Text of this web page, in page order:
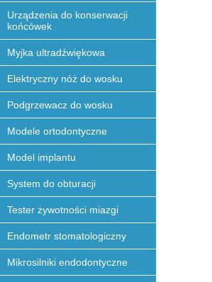
Urządzenia do konserwacji
końcówek
Myjka ultradźwiękowa
Elektryczny nóż do wosku
Podgrzewacz do wosku
Modele ortodontyczne
Model implantu
System do obturacji
Tester żywotności miazgi
Endometr stomatologiczny
Mikrosilniki endodontyczne